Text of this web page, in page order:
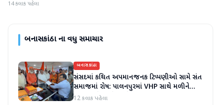
14 કલાક પહેલા
બનાસકાંઠાના વધુ સમાચાર
બનાસકાંઠા
સંસદમાં કથિત અપમાનજનક ટિપ્પણીઓ સામે સંત
સમાજમાં રોષ: પાલનપુરમાં VHP સાથે મળીને
અધિક કલેક્ટરને આવેદનપત્ર આપ્યું
12 કલાક પહેલા